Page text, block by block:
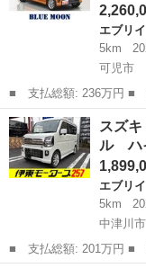
エブリイ
5km
可児市
■ 支払総額: 236万円 ■ 車両本体価格： 2,260,000 円 ■ メーカー
名： スズキ ■ 車種名
ターボスペシャル ４Ｗ
／両側パワ...
岐阜 可児市 エブ
スズ
ル ハ
エブリイ
5km
中津川市
■ 支払総額: 201万円 ■ 車両本体価格： 1,899,000 円 ■ メーカー